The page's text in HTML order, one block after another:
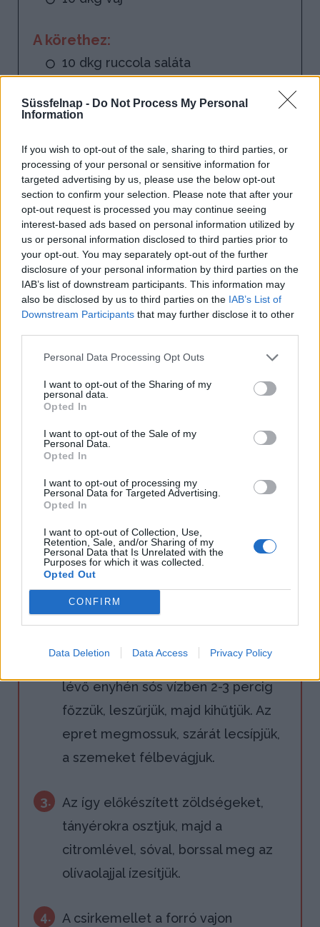
Süssfelnap - Do Not Process My Personal
Information
If you wish to opt-out of the sale, sharing to third parties, or
processing of your personal or sensitive information for
targeted advertising by us, please use the below opt-out
section to confirm your selection. Please note that after your
opt-out request is processed you may continue seeing
interest-based ads based on personal information utilized by
us or personal information disclosed to third parties prior to
your opt-out. You may separately opt-out of the further
disclosure of your personal information by third parties on the
IAB’s list of downstream participants. This information may
also be disclosed by us to third parties on the IAB’s List of
Downstream Participants that may further disclose it to other
Personal Data Processing Opt Outs
I want to opt-out of the Sharing of my
personal data.
Opted In
I want to opt-out of the Sale of my
Personal Data.
Opted In
I want to opt-out of processing my
Personal Data for Targeted Advertising.
Opted In
I want to opt-out of Collection, Use,
Retention, Sale, and/or Sharing of my
Personal Data that Is Unrelated with the
Purposes for which it was collected.
Opted Out
CONFIRM
Data Deletion Data Access Privacy Policy
A körethez:
10 dkg ruccola saláta
10 dkg eper
citromlé
só
frissen őrölt fekete bors
2-3 evőkanál olívaolaj
sóval, borssal meg a mézzel
megkenjük, majd hűtőszekrénybe
tesszük.
leszárogatjuk. A spárgát forrásba
lévő enyhén sós vízben 2-3 percig
főzzük, leszűrjük, majd kihűtjük. Az
epret megmossuk, szárát lecsípjük,
a szemeket félbevágjuk.
3.
Az így előkészített zöldségeket,
tányérokra osztjuk, majd a
citromlével, sóval, borssal meg az
olívaolajjal ízesítjük.
4.
A csirkemellet a forró vajon